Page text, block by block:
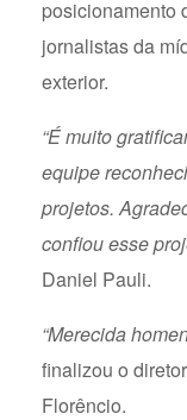
posicionamento
jornalistas da
exterior.
“É muito
equipe
projetos.
confiou esse
Daniel Pauli.
“Merecida
finalizou o
Florêncio.